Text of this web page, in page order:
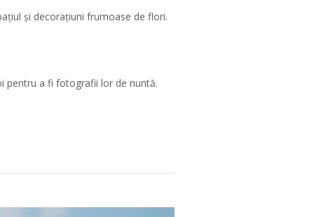
și decorațiuni frumoase de flori.
pentru a fi fotografii lor de nuntă.